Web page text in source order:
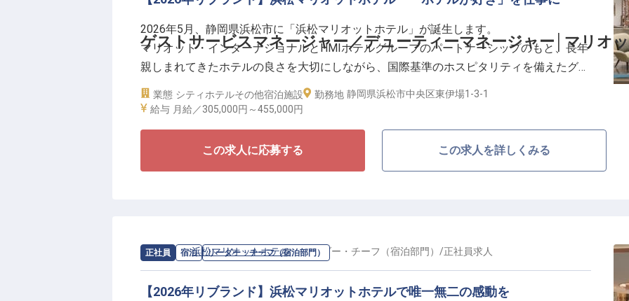
月給25万円以上に加えて賞与年2回、日々の努力を正当に評価します。また、家具・家電
付きの寮（無料）も完備しているため、県外から移住してキャリアを築きたい方も歓迎で
す。歴史長く、美食と温泉を堪能できる観光地で、プロフェッショナルとしての自信を手
に入れませんか。
ゲストサービスマネージャー／デューティーマネージャー│マリオ
2026年5月、静岡県浜松市に「浜松マリオットホテル」が誕生します。
マリオット・インターナショナルとHMIホテルグループのパートナーシップのもと、長年
親しまれてきたホテルの良さを大切にしながら、国際基準のホスピタリティを備えたグロ
ーバルホテルブランドへと生まれ変わります。
ョンです。
私たちが大切にしているのは、「ホテルの仕事が好き」という気持ちです。
業態 シティホテルその他宿泊施設 勤務地 静岡県浜松市中央区東伊場1-3-1
給与 月給／305,000円～455,000円
この求人に応募する この求人を詳しくみる
正社員 宿泊 リーダー・チーフ（宿泊部門）
求人情報：浜松マリオットホテルのリーダー・チーフ（宿泊部門） /正社員求人
【2026年リブランド】浜松マリオットホテルで唯一無二の感動を